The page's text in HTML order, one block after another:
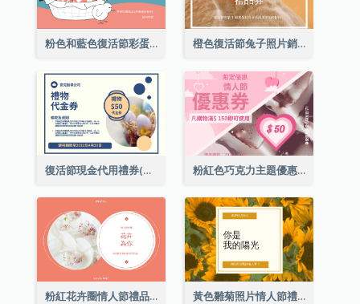
粉色和藍色復活節彩蛋銷售禮品卡 橙色復活節兔子照片銷售禮品卡
復活節現金代用禮券(附使用細則) 粉紅色巧克力主題優惠券
粉紅花卉圈情人節禮品卡 黃色雛菊照片情人節禮品卡